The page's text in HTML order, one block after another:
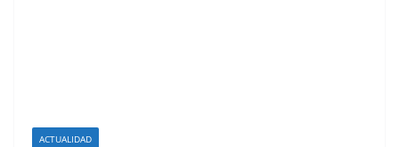
ACTUALIDAD